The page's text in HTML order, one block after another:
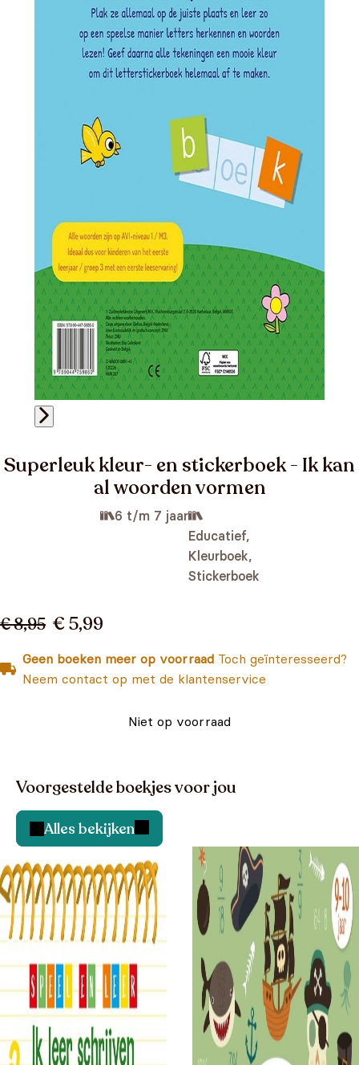
Superleuk kleur- en stickerboek - Ik kan
al woorden vormen
6 t/m 7 jaar
Educatief,
Kleurboek,
Stickerboek
€ 8,95 € 5,99
Geen boeken meer op voorraad Toch geïnteresseerd?
Neem contact op met de klantenservice
Niet op voorraad
Voorgestelde boekjes voor jou
Alles bekijken